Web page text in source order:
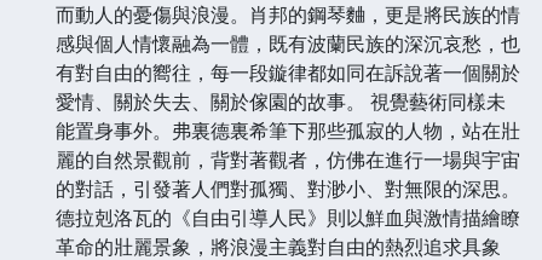
而動人的憂傷與浪漫。肖邦的鋼琴麯，更是將民族的情
感與個人情懷融為一體，既有波蘭民族的深沉哀愁，也
有對自由的嚮往，每一段鏇律都如同在訴說著一個關於
愛情、關於失去、關於傢園的故事。 視覺藝術同樣未
能置身事外。弗裏德裏希筆下那些孤寂的人物，站在壯
麗的自然景觀前，背對著觀者，仿佛在進行一場與宇宙
的對話，引發著人們對孤獨、對渺小、對無限的深思。
德拉剋洛瓦的《自由引導人民》則以鮮血與激情描繪瞭
革命的壯麗景象，將浪漫主義對自由的熱烈追求具象